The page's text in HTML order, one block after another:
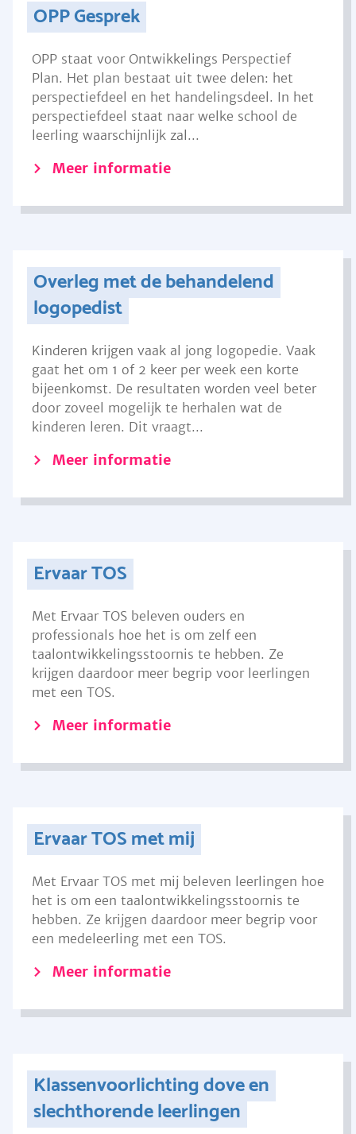
OPP Gesprek
OPP staat voor Ontwikkelings Perspectief
Plan. Het plan bestaat uit twee delen: het
perspectiefdeel en het handelingsdeel. In het
perspectiefdeel staat naar welke school de
leerling waarschijnlijk zal...
Meer informatie
Overleg met de behandelend
logopedist
Kinderen krijgen vaak al jong logopedie. Vaak
gaat het om 1 of 2 keer per week een korte
bijeenkomst. De resultaten worden veel beter
door zoveel mogelijk te herhalen wat de
kinderen leren. Dit vraagt...
Meer informatie
Ervaar TOS
Met Ervaar TOS beleven ouders en
professionals hoe het is om zelf een
taalontwikkelingsstoornis te hebben. Ze
krijgen daardoor meer begrip voor leerlingen
met een TOS.
Meer informatie
Ervaar TOS met mij
Met Ervaar TOS met mij beleven leerlingen hoe
het is om een taalontwikkelingsstoornis te
hebben. Ze krijgen daardoor meer begrip voor
een medeleerling met een TOS.
Meer informatie
Klassenvoorlichting dove en
slechthorende leerlingen